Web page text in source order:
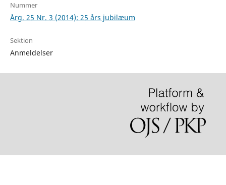
Nummer
Årg. 25 Nr. 3 (2014): 25 års jubilæum
Sektion
Anmeldelser